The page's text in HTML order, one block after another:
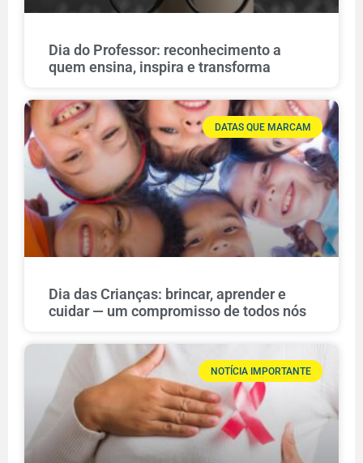
Dia do Professor: reconhecimento a
quem ensina, inspira e transforma
DATAS QUE MARCAM
Dia das Crianças: brincar, aprender e
cuidar — um compromisso de todos nós
NOTÍCIA IMPORTANTE